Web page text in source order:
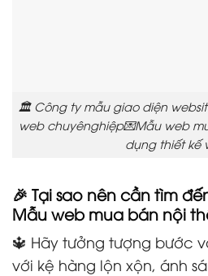
🏛️ Công ty mẫu giao diện
web chuyênghiệp💌Mẫu web
dụng thiết kế
🎉 Tại sao nên cần tìm
Mẫu web mua bán nội
🔱 Hãy tưởng tượng bước
với kệ hàng lộn xộn, ánh